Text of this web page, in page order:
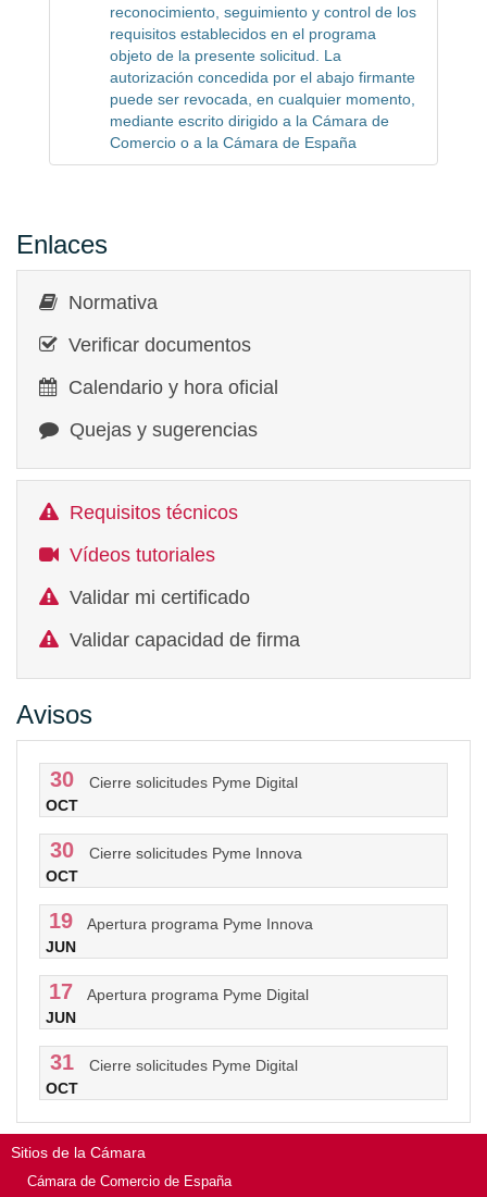
reconocimiento, seguimiento y control de los
requisitos establecidos en el programa
objeto de la presente solicitud. La
autorización concedida por el abajo firmante
puede ser revocada, en cualquier momento,
mediante escrito dirigido a la Cámara de
Comercio o a la Cámara de España
Enlaces
Normativa
Verificar documentos
Calendario y hora oficial
Quejas y sugerencias
Requisitos técnicos
Vídeos tutoriales
Validar mi certificado
Validar capacidad de firma
Avisos
30
OCT
Cierre solicitudes Pyme Digital
30
OCT
Cierre solicitudes Pyme Innova
19
JUN
Apertura programa Pyme Innova
17
JUN
Apertura programa Pyme Digital
31
OCT
Cierre solicitudes Pyme Digital
Sitios de la Cámara
Cámara de Comercio de España